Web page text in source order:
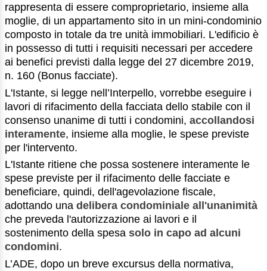
rappresenta di essere comproprietario, insieme alla
moglie, di un appartamento sito in un mini-condominio
composto in totale da tre unità immobiliari. L'edificio è
in possesso di tutti i requisiti necessari per accedere
ai benefici previsti dalla legge del 27 dicembre 2019,
n. 160 (Bonus facciate).
L'Istante, si legge nell’Interpello, vorrebbe eseguire i
lavori di rifacimento della facciata dello stabile con il
consenso unanime di tutti i condomini, accollandosi
interamente, insieme alla moglie, le spese previste
per l'intervento.
L'Istante ritiene che possa sostenere interamente le
spese previste per il rifacimento delle facciate e
beneficiare, quindi, dell'agevolazione fiscale,
adottando una delibera condominiale all'unanimità
che preveda l'autorizzazione ai lavori e il
sostenimento della spesa solo in capo ad alcuni
condomini.
L’ADE, dopo un breve excursus della normativa,